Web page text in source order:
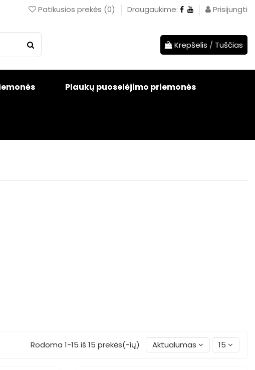
Patikusios prekės (0) Draugaukime: Prisijungti
Krepšelis / Tuščias
Plaukų puoselėjimo priemonės
Rodoma 1-15 iš 15 prekės(-ių) Aktualumas 15